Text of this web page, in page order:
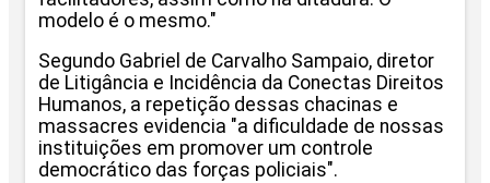
modelo é o mesmo."
Segundo Gabriel de Carvalho Sampaio, diretor
de Litigância e Incidência da Conectas Direitos
Humanos, a repetição dessas chacinas e
massacres evidencia "a dificuldade de nossas
instituições em promover um controle
democrático das forças policiais".